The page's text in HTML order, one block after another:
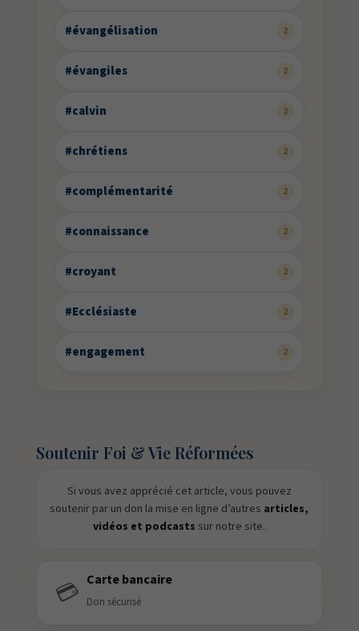
#évangélisation 2
#évangiles 2
#calvin 2
#chrétiens 2
#complémentarité 2
#connaissance 2
#croyant 2
#Ecclésiaste 2
#engagement 2
Soutenir Foi & Vie Réformées
Si vous avez apprécié cet article, vous pouvez
soutenir par un don la mise en ligne d’autres articles,
vidéos et podcasts sur notre site.
💳 Carte bancaire
Don sécurisé